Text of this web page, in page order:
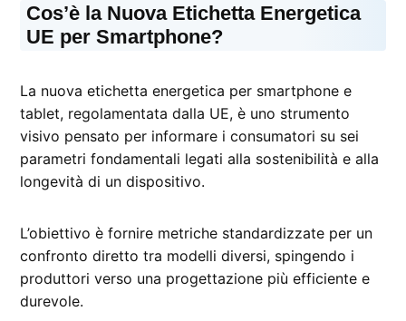
Cos’è la Nuova Etichetta Energetica
UE per Smartphone?
La nuova etichetta energetica per smartphone e
tablet, regolamentata dalla UE, è uno strumento
visivo pensato per informare i consumatori su sei
parametri fondamentali legati alla sostenibilità e alla
longevità di un dispositivo.
L’obiettivo è fornire metriche standardizzate per un
confronto diretto tra modelli diversi, spingendo i
produttori verso una progettazione più efficiente e
durevole.